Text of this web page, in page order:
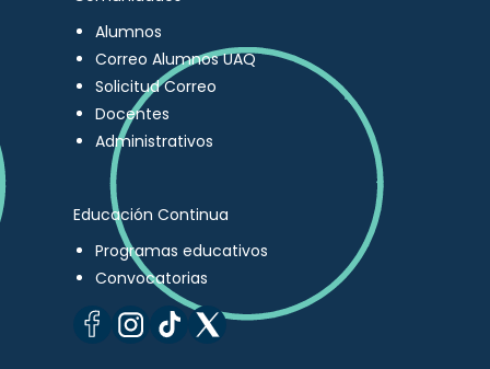
Alumnos
Correo Alumnos UAQ
Solicitud Correo
Docentes
Administrativos
Educación Continua
Programas educativos
Convocatorias